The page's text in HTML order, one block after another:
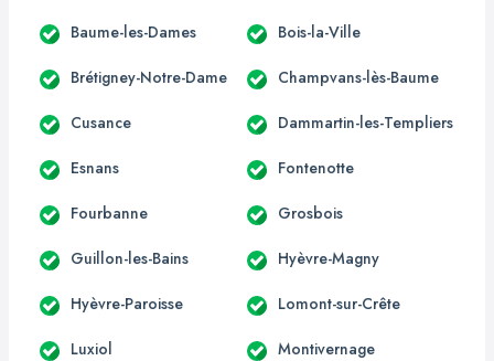
Baume-les-Dames Bois-la-Ville
Brétigney-Notre-Dame Champvans-lès-Baume
Cusance Dammartin-les-Templiers
Esnans Fontenotte
Fourbanne Grosbois
Guillon-les-Bains Hyèvre-Magny
Hyèvre-Paroisse Lomont-sur-Crête
Luxiol Montivernage